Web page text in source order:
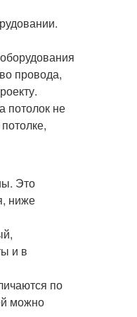
провода,
потолок не
Это
ниже
и в
по
можно